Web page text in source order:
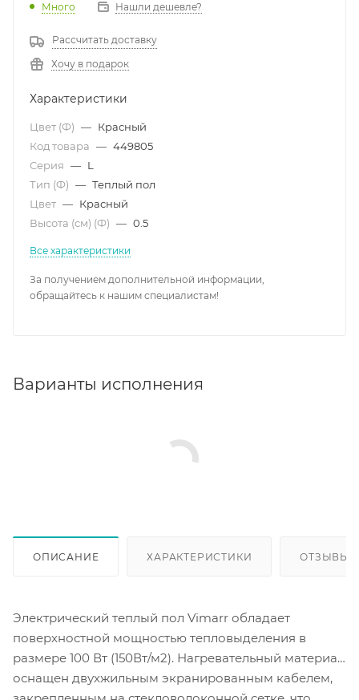
Много Нашли дешевле?
Рассчитать доставку
Хочу в подарок
Характеристики
Цвет (Ф) — Красный
Код товара — 449805
Серия — L
Тип (Ф) — Теплый пол
Цвет — Красный
Высота (см) (Ф) — 0.5
Все характеристики
За получением дополнительной информации,
обращайтесь к нашим специалистам!
Варианты исполнения
ОПИСАНИЕ ХАРАКТЕРИСТИКИ ОТЗЫВЫ
Электрический теплый пол Vimarr обладает
поверхностной мощностью тепловыделения в
размере 100 Вт (150Вт/м2). Нагревательный материал
оснащен двухжильным экранированным кабелем,